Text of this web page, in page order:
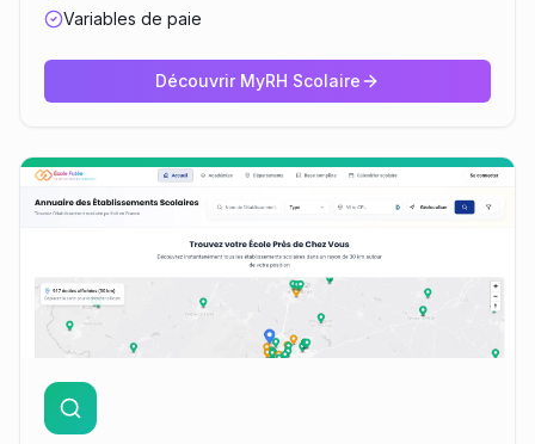
Variables de paie
Découvrir MyRH Scolaire